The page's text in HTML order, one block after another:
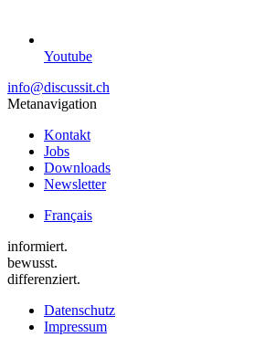
Youtube
info@discussit.ch
Metanavigation
Kontakt
Jobs
Downloads
Newsletter
Français
informiert.
bewusst.
differenziert.
Datenschutz
Impressum